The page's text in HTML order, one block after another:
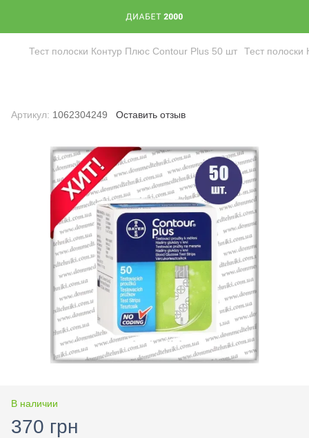
Тест полоски Контур Плюс Contour Plus 50 шт Тест
Артикул: 1062304249 Оставить отзыв
В наличии
370 грн